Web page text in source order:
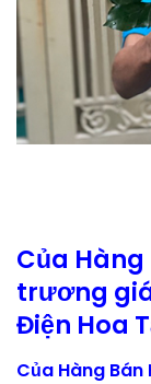
Của
trương
Điện Hoa
Của Hàng